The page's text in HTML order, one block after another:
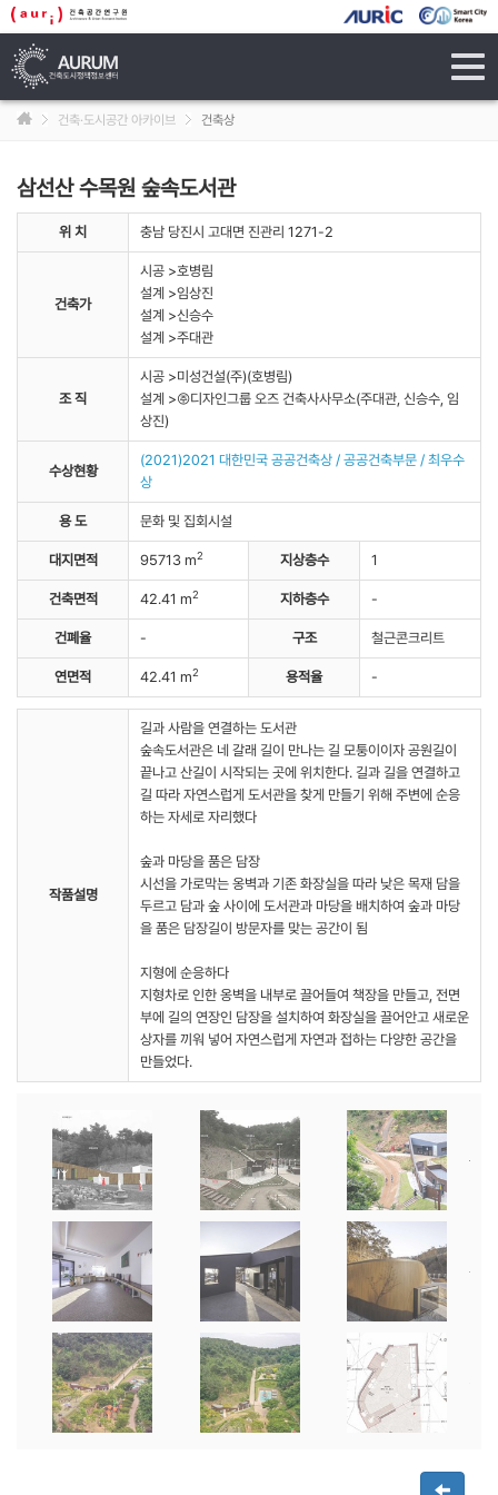
건축·도시공간 아카이브 건축상
삼선산 수목원 숲속도서관
위 치 충남 당진시 고대면 진관리 1271-2
건축가
시공 >호병림
설계 >임상진
설계 >신승수
설계 >주대관
조 직
시공 >미성건설(주)(호병림)
설계 >㈜디자인그룹 오즈 건축사사무소(주대관, 신승수, 임
상진)
수상현황
(2021)2021 대한민국 공공건축상 / 공공건축부문 / 최우수
상
용 도 문화 및 집회시설
대지면적 95713 m2 지상층수 1
건축면적 42.41 m2 지하층수 -
건폐율 - 구조 철근콘크리트
연면적 42.41 m2 용적율 -
작품설명
길과 사람을 연결하는 도서관
숲속도서관은 네 갈래 길이 만나는 길 모퉁이이자 공원길이
끝나고 산길이 시작되는 곳에 위치한다. 길과 길을 연결하고
길 따라 자연스럽게 도서관을 찾게 만들기 위해 주변에 순응
하는 자세로 자리했다
숲과 마당을 품은 담장
시선을 가로막는 옹벽과 기존 화장실을 따라 낮은 목재 담을
두르고 담과 숲 사이에 도서관과 마당을 배치하여 숲과 마당
을 품은 담장길이 방문자를 맞는 공간이 됨
지형에 순응하다
지형차로 인한 옹벽을 내부로 끌어들여 책장을 만들고, 전면
부에 길의 연장인 담장을 설치하여 화장실을 끌어안고 새로운
상자를 끼워 넣어 자연스럽게 자연과 접하는 다양한 공간을
만들었다.